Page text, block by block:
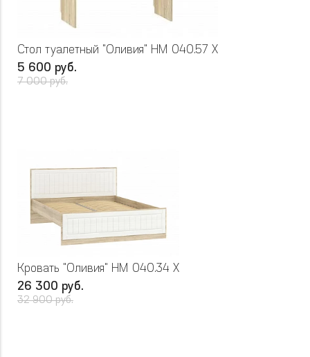
Стол туалетный "Оливия" НМ 040.57 Х
5 600 руб.
7 000 руб.
Кровать "Оливия" НМ 040.34 Х
26 300 руб.
32 900 руб.